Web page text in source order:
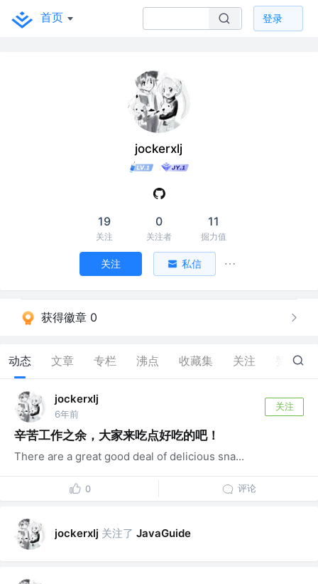
首页 登录
jockerxlj
19
关注
0
关注者
11
掘力值
关注 私信
获得徽章 0
动态 文章 专栏 沸点 收藏集 关注 0
jockerxlj
6年前
关注
辛苦工作之余，大家来吃点好吃的吧！
There are a great good deal of delicious sna...
0 评论
jockerxlj 关注了 JavaGuide